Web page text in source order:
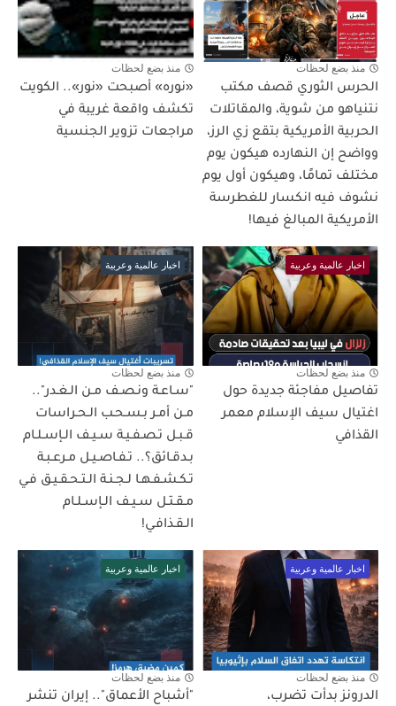
منذ بضع لحظات
الحرس الثوري قصف مكتب
نتنياهو من شوية، والمقاتلات
الحربية الأمريكية بتقع زي الرز،
وواضح إن النهارده هيكون يوم
مختلف تمامًا، وهيكون أول يوم
نشوف فيه انكسار للغطرسة
الأمريكية المبالغ فيها!
منذ بضع لحظات
«نوره» أصبحت «نور».. الكويت
تكشف واقعة غريبة في
مراجعات تزوير الجنسية
اخبار عالمية وعربية
منذ بضع لحظات
تفاصيل مفاجئة جديدة حول
اغتيال سيف الإسلام معمر
القذافي
اخبار عالمية وعربية
منذ بضع لحظات
"سـاعـة ونـصـف مـن الـغـدر"..
مـن أمـر بـسـحـب الـحـراسات
قـبـل تـصـفـيـة سـيـف الـإسـلـام
بـدقـائق؟.. تـفـاصـيـل مـرعـبـة
تـكـشـفـهـا لـجـنـة الـتـحـقـيـق فـي
مـقـتـل سـيـف الـإسـلـام
الـقـذافـي!
اخبار عالمية وعربية
منذ بضع لحظات
الدرونز بدأت تضرب،
اخبار عالمية وعربية
منذ بضع لحظات
"أشباح الأعماق".. إيران تنشر